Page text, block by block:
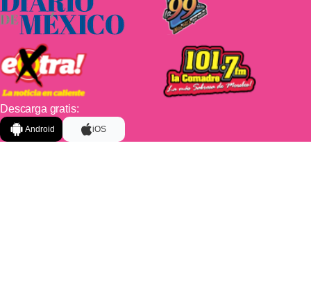
Descarga gratis:
Android iOS